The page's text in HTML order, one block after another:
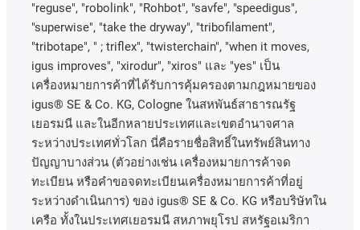
"reguse", "robolink", "Rohbot", "savfe", "speedigus",
"superwise", "take the dryway", "tribofilament",
"tribotape", " ; triflex", "twisterchain", "when it moves,
igus improves", "xirodur", "xiros" และ "yes" เป็น
เครื่องหมายการค้าที่ได้รับการคุ้มครองตามกฎหมายของ
igus® SE & Co. KG, Cologne ในสหพันธ์สาธารณรัฐ
เยอรมนี และในอีกหลายประเทศและเขตอํานาจศาล
ระหว่างประเทศทั่วโลก นี่คือรายชื่อสิทธิ์ในทรัพย์สินทาง
ปัญญาบางส่วน (ตัวอย่างเช่น เครื่องหมายการค้าจด
ทะเบียน หรือคำขอจดทะเบียนเครื่องหมายการค้าที่อยู่
ระหว่างดำเนินการ) ของ igus® SE & Co. KG หรือบริษัทใน
เครือ ทั้งในประเทศเยอรมนี สหภาพยุโรป สหรัฐอเมริกา